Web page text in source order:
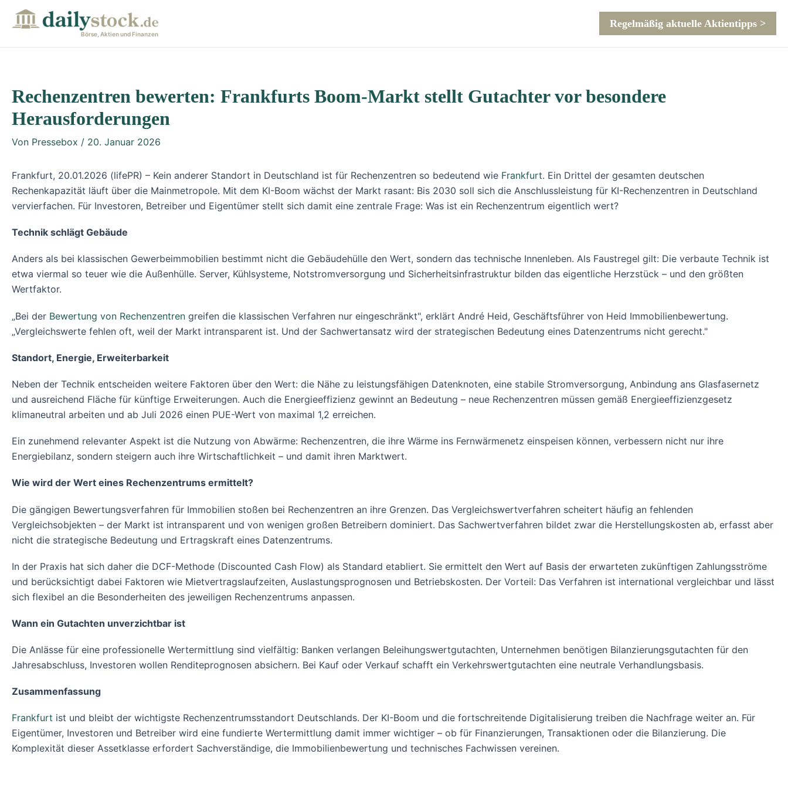
Inhalt
Börse, Aktien und Finanzen
Regelmäßig aktuelle Aktientipps >
Rechenzentren bewerten: Frankfurts Boom-Markt stellt Gutachter vor besondere
Herausforderungen
Von Pressebox / 20. Januar 2026
Frankfurt, 20.01.2026 (lifePR) – Kein anderer Standort in Deutschland ist für Rechenzentren so bedeutend wie Frankfurt. Ein Drittel der gesamten deutschen
Rechenkapazität läuft über die Mainmetropole. Mit dem KI-Boom wächst der Markt rasant: Bis 2030 soll sich die Anschlussleistung für KI-Rechenzentren in Deutschland
vervierfachen. Für Investoren, Betreiber und Eigentümer stellt sich damit eine zentrale Frage: Was ist ein Rechenzentrum eigentlich wert?
Technik schlägt Gebäude
Anders als bei klassischen Gewerbeimmobilien bestimmt nicht die Gebäudehülle den Wert, sondern das technische Innenleben. Als Faustregel gilt: Die verbaute Technik ist
etwa viermal so teuer wie die Außenhülle. Server, Kühlsysteme, Notstromversorgung und Sicherheitsinfrastruktur bilden das eigentliche Herzstück – und den größten
Wertfaktor.
„Bei der Bewertung von Rechenzentren greifen die klassischen Verfahren nur eingeschränkt", erklärt André Heid, Geschäftsführer von Heid Immobilienbewertung.
„Vergleichswerte fehlen oft, weil der Markt intransparent ist. Und der Sachwertansatz wird der strategischen Bedeutung eines Datenzentrums nicht gerecht."
Standort, Energie, Erweiterbarkeit
Neben der Technik entscheiden weitere Faktoren über den Wert: die Nähe zu leistungsfähigen Datenknoten, eine stabile Stromversorgung, Anbindung ans Glasfasernetz
und ausreichend Fläche für künftige Erweiterungen. Auch die Energieeffizienz gewinnt an Bedeutung – neue Rechenzentren müssen gemäß Energieeffizienzgesetz
klimaneutral arbeiten und ab Juli 2026 einen PUE-Wert von maximal 1,2 erreichen.
Ein zunehmend relevanter Aspekt ist die Nutzung von Abwärme: Rechenzentren, die ihre Wärme ins Fernwärmenetz einspeisen können, verbessern nicht nur ihre
Energiebilanz, sondern steigern auch ihre Wirtschaftlichkeit – und damit ihren Marktwert.
Wie wird der Wert eines Rechenzentrums ermittelt?
Die gängigen Bewertungsverfahren für Immobilien stoßen bei Rechenzentren an ihre Grenzen. Das Vergleichswertverfahren scheitert häufig an fehlenden
Vergleichsobjekten – der Markt ist intransparent und von wenigen großen Betreibern dominiert. Das Sachwertverfahren bildet zwar die Herstellungskosten ab, erfasst aber
nicht die strategische Bedeutung und Ertragskraft eines Datenzentrums.
In der Praxis hat sich daher die DCF-Methode (Discounted Cash Flow) als Standard etabliert. Sie ermittelt den Wert auf Basis der erwarteten zukünftigen Zahlungsströme
und berücksichtigt dabei Faktoren wie Mietvertragslaufzeiten, Auslastungsprognosen und Betriebskosten. Der Vorteil: Das Verfahren ist international vergleichbar und lässt
sich flexibel an die Besonderheiten des jeweiligen Rechenzentrums anpassen.
Wann ein Gutachten unverzichtbar ist
Die Anlässe für eine professionelle Wertermittlung sind vielfältig: Banken verlangen Beleihungswertgutachten, Unternehmen benötigen Bilanzierungsgutachten für den
Jahresabschluss, Investoren wollen Renditeprognosen absichern. Bei Kauf oder Verkauf schafft ein Verkehrswertgutachten eine neutrale Verhandlungsbasis.
Zusammenfassung
Frankfurt ist und bleibt der wichtigste Rechenzentrumsstandort Deutschlands. Der KI-Boom und die fortschreitende Digitalisierung treiben die Nachfrage weiter an. Für
Eigentümer, Investoren und Betreiber wird eine fundierte Wertermittlung damit immer wichtiger – ob für Finanzierungen, Transaktionen oder die Bilanzierung. Die
Komplexität dieser Assetklasse erfordert Sachverständige, die Immobilienbewertung und technisches Fachwissen vereinen.
navigation